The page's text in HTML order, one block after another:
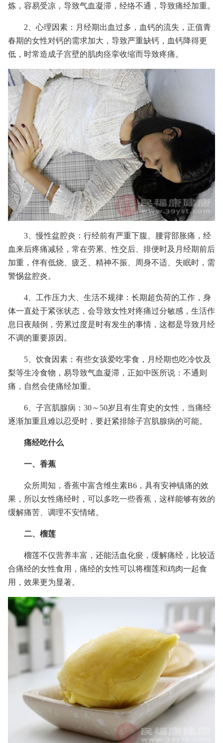
炼，容易受凉，导致气血凝滞，经络不通，导致痛经加重。
2、心理因素：月经期出血过多，血钙的流失，正值青
春期的女性对钙的需求加大，导致严重缺钙，血钙降得更
低，时常造成子宫壁的肌肉痉挛收缩而导致疼痛。
3、慢性盆腔炎：行经前有严重下腹、腰背部胀痛，经
血来后疼痛减轻，常在劳累、性交后、排便时及月经期前后
加重，伴有低烧、疲乏、精神不振、周身不适、失眠时，需
警惕盆腔炎。
4、工作压力大、生活不规律：长期超负荷的工作，身
体一直处于紧张状态，会导致女性对疼痛过分敏感，生活作
息日夜颠倒，劳累过度是时有发生的事情，这都是导致月经
不调的重要原因。
5、饮食因素：有些女孩爱吃零食，月经期也吃冷饮及
梨等生冷食物，易导致气血凝滞，正如中医所说：不通则
痛，自然会使痛经加重。
6、子宫肌腺病：30～50岁且有生育史的女性，当痛经
逐渐加重且难以忍受时，要赶紧排除子宫肌腺病的可能。
痛经吃什么
一、香蕉
众所周知，香蕉中富含维生素B6，具有安神镇痛的效
果，所以女性痛经时，可以多吃一些香蕉，这样能够有效的
缓解痛苦、调理不安情绪。
二、榴莲
榴莲不仅营养丰富，还能活血化瘀，缓解痛经，比较适
合痛经的女性食用，痛经的女性可以将榴莲和鸡肉一起食
用，效果更为显著。